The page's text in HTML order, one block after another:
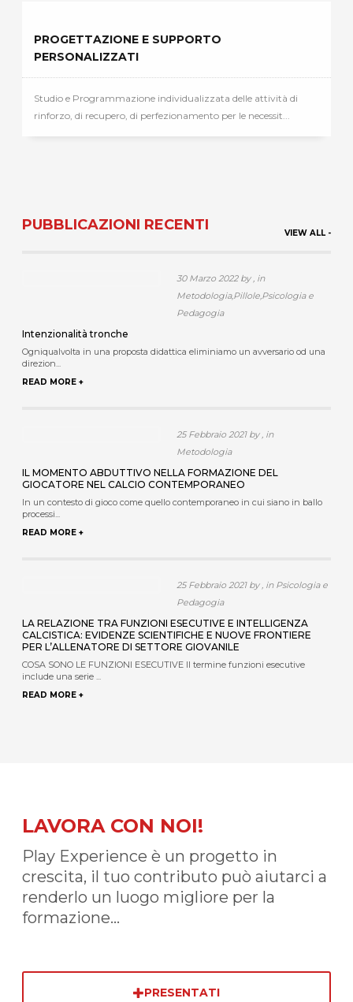
PROGETTAZIONE E SUPPORTO
PERSONALIZZATI
Studio e Programmazione individualizzata delle attività di
rinforzo, di recupero, di perfezionamento per le necessit...
PUBBLICAZIONI RECENTI VIEW ALL -
30 Marzo 2022 by , in
Metodologia,Pillole,Psicologia e
Pedagogia
Intenzionalità tronche
Ogniqualvolta in una proposta didattica eliminiamo un avversario od una
direzion...
READ MORE +
25 Febbraio 2021 by , in
Metodologia
IL MOMENTO ABDUTTIVO NELLA FORMAZIONE DEL
GIOCATORE NEL CALCIO CONTEMPORANEO
In un contesto di gioco come quello contemporaneo in cui siano in ballo
processi...
READ MORE +
25 Febbraio 2021 by , in Psicologia e
Pedagogia
LA RELAZIONE TRA FUNZIONI ESECUTIVE E INTELLIGENZA
CALCISTICA: EVIDENZE SCIENTIFICHE E NUOVE FRONTIERE
PER L’ALLENATORE DI SETTORE GIOVANILE
COSA SONO LE FUNZIONI ESECUTIVE Il termine funzioni esecutive
include una serie ...
READ MORE +
LAVORA CON NOI!
Play Experience è un progetto in
crescita, il tuo contributo può aiutarci a
renderlo un luogo migliore per la
formazione...
PRESENTATI